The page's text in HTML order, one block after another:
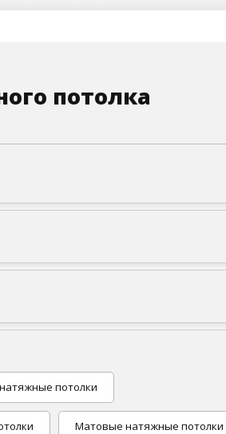
потолка
потолки
Матовые натяжные потолки